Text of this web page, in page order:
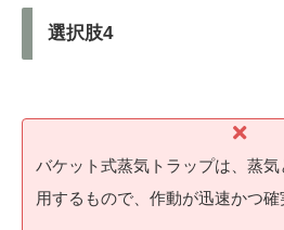
選択肢4
バケット式蒸気トラップは、蒸気
用するもので、作動が迅速かつ確